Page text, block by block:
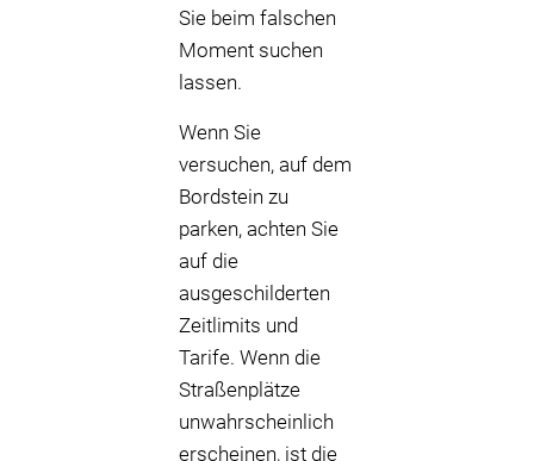
Sie beim falschen
Moment suchen
lassen.
Wenn Sie
versuchen, auf dem
Bordstein zu
parken, achten Sie
auf die
ausgeschilderten
Zeitlimits und
Tarife. Wenn die
Straßenplätze
unwahrscheinlich
erscheinen, ist die